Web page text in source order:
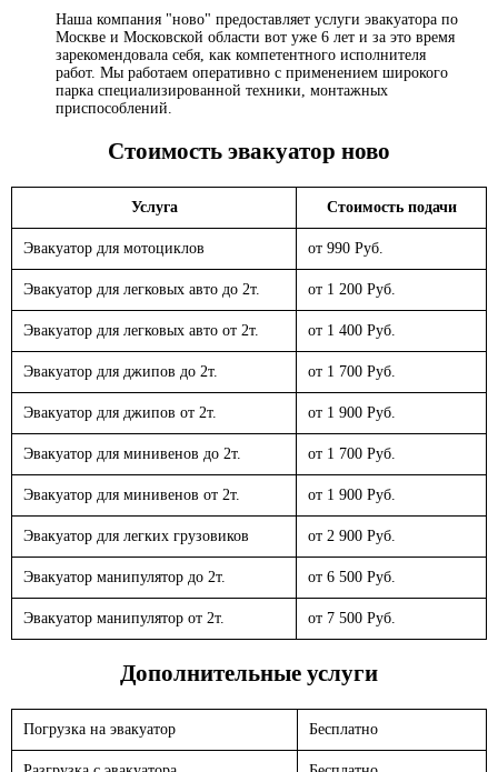
Наша компания "ново" предоставляет услуги эвакуатора по
Москве и Московской области вот уже 6 лет и за это время
зарекомендовала себя, как компетентного исполнителя
работ. Мы работаем оперативно с применением широкого
парка специализированной техники, монтажных
приспособлений.
Стоимость эвакуатор ново
Услуга Стоимость подачи
Эвакуатор для мотоциклов от 990 Руб.
Эвакуатор для легковых авто до 2т. от 1 200 Руб.
Эвакуатор для легковых авто от 2т. от 1 400 Руб.
Эвакуатор для джипов до 2т. от 1 700 Руб.
Эвакуатор для джипов от 2т. от 1 900 Руб.
Эвакуатор для минивенов до 2т. от 1 700 Руб.
Эвакуатор для минивенов от 2т. от 1 900 Руб.
Эвакуатор для легких грузовиков от 2 900 Руб.
Эвакуатор манипулятор до 2т. от 6 500 Руб.
Эвакуатор манипулятор от 2т. от 7 500 Руб.
Дополнительные услуги
Погрузка на эвакуатор Бесплатно